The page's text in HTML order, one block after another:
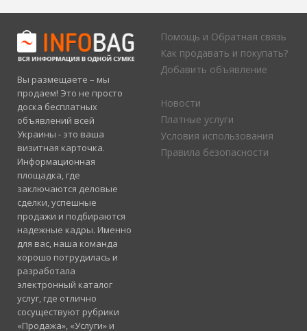
Вы размещаете – мы
продаем! Это не просто
доска бесплатных
объявлений всей
Украины - это ваша
визитная карточка.
Информационная
площадка, где
заключаются деловые
сделки, успешные
продажи и подбираются
надежные кадры. Именно
для вас, наша команда
хорошо потрудилась и
разработала
электронный каталог
услуг, где отлично
сосуществуют рубрики
«Продажа», «Услуги» и
Помощь и Обратная связь
Как продавать и покупать?
Добавить объявление
Новости
Платные услуги
Условия использования
Правила безопасности